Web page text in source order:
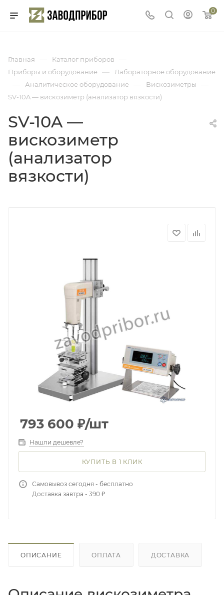
0
Главная — Каталог приборов —
Приборы и оборудование — Лабораторное оборудование
— Аналитическое оборудование — Вискозиметры —
SV-10A — вискозиметр (анализатор вязкости)
SV-10A —
вискозиметр
(анализатор
вязкости)
793 600 ₽/шт
Нашли дешевле?
КУПИТЬ В 1 КЛИК
Самовывоз сегодня - бесплатно
Доставка завтра - 390 ₽
ОПИСАНИЕ ОПЛАТА ДОСТАВКА